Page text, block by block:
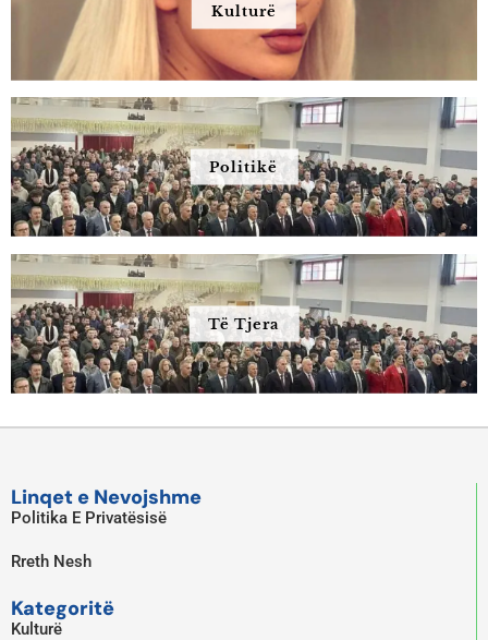
Kulturë
Politikë
Të Tjera
Linqet e Nevojshme
Politika E Privatësisë
Rreth Nesh
Kategoritë
Kulturë